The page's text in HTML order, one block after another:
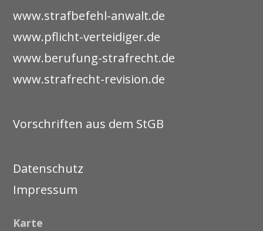
www.strafbefehl-anwalt.de
www.pflicht-verteidiger.de
www.berufung-strafrecht.de
www.strafrecht-revision.de
Vorschriften aus dem StGB
Datenschutz
Impressum
Karte